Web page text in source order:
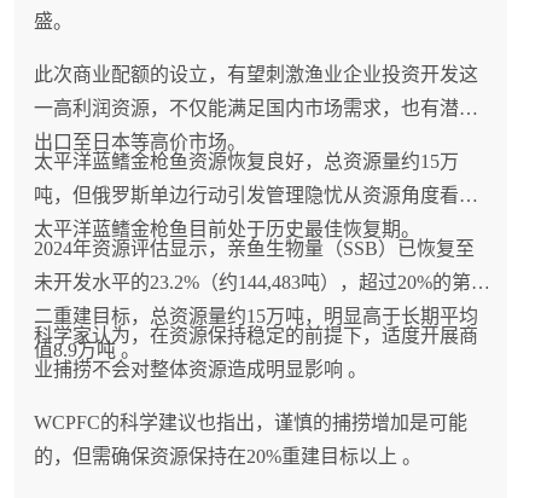
盛。
此次商业配额的设立，有望刺激渔业企业投资开发这
一高利润资源，不仅能满足国内市场需求，也有潜力
出口至日本等高价市场。
太平洋蓝鳍金枪鱼资源恢复良好，总资源量约15万
吨，但俄罗斯单边行动引发管理隐忧从资源角度看，
太平洋蓝鳍金枪鱼目前处于历史最佳恢复期。
2024年资源评估显示，亲鱼生物量（SSB）已恢复至
未开发水平的23.2%（约144,483吨），超过20%的第
二重建目标，总资源量约15万吨，明显高于长期平均
值8.9万吨 。
科学家认为，在资源保持稳定的前提下，适度开展商
业捕捞不会对整体资源造成明显影响 。
WCPFC的科学建议也指出，谨慎的捕捞增加是可能
的，但需确保资源保持在20%重建目标以上 。